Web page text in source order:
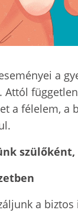
a
Attól
a félelem, a
szülőként,
a